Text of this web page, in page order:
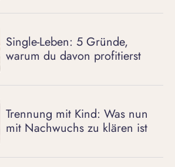
Single-Leben: 5 Gründe,
warum du davon profitierst
Trennung mit Kind: Was nun
mit Nachwuchs zu klären ist